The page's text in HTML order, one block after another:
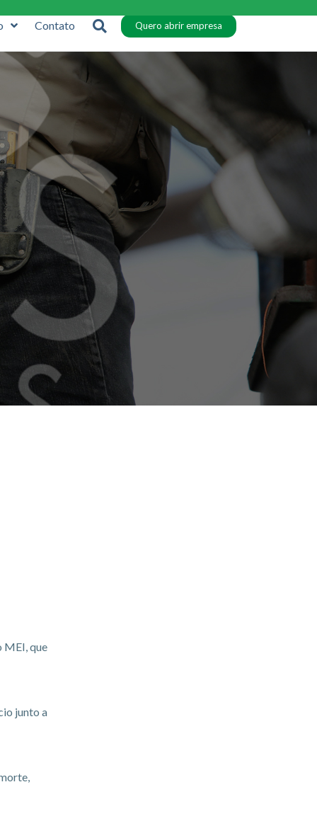
Contato Quero abrir empresa
MEI, que
junto a